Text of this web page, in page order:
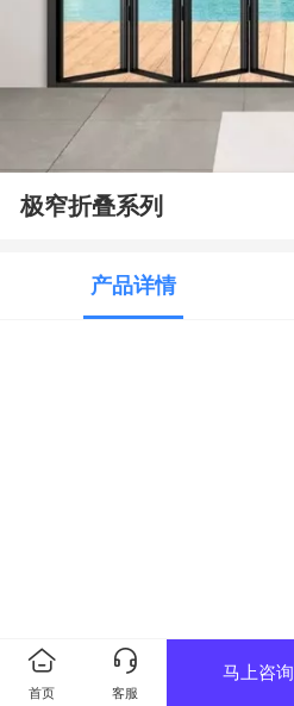
极窄折叠系列
产品详情
首页 客服
马上咨询